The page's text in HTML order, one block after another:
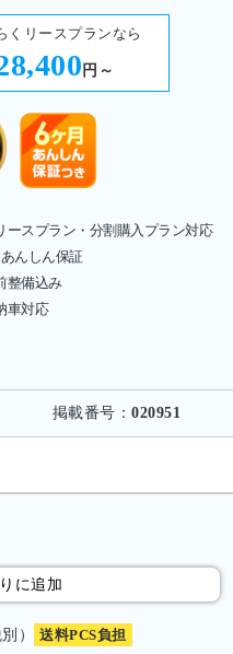
くリースプランなら
円～
ースプラン・分割購入プラン対応
んしん保証
整備込み
車対応
掲載番号：020951
に追加
） 送料PCS負担